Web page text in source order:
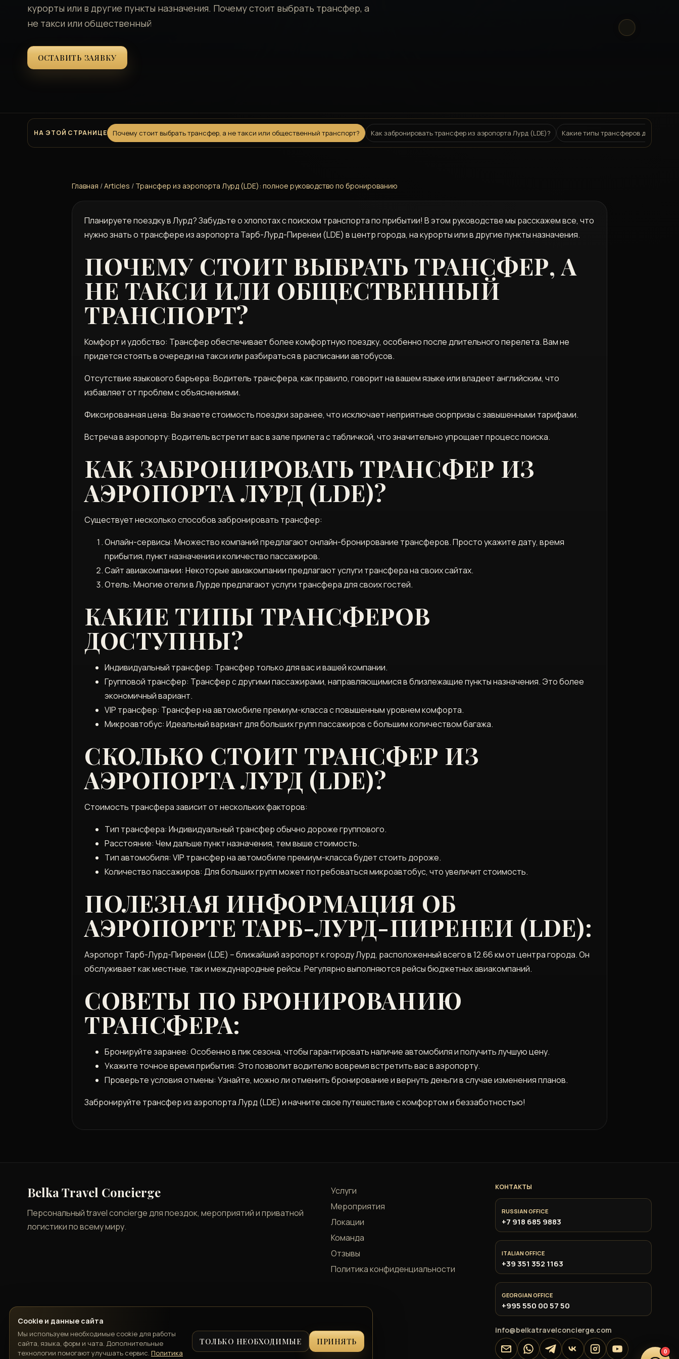
курорты или в другие пункты назначения. Почему стоит выбрать трансфер, а
не такси или общественный
ОСТАВИТЬ ЗАЯВКУ
НА ЭТОЙ СТРАНИЦЕ Почему стоит выбрать трансфер, а не такси или общественный транспорт? Как забронировать трансфер из аэропорта Лурд (LDE)? Какие типы трансферов доступны?
Главная /Articles / Трансфер из аэропорта Лурд (LDE): полное руководство по бронированию
Планируете поездку в Лурд? Забудьте о хлопотах с поиском транспорта по прибытии! В этом руководстве мы расскажем все, что
нужно знать о трансфере из аэропорта Тарб-Лурд-Пиренеи (LDE) в центр города, на курорты или в другие пункты назначения.
ПОЧЕМУ СТОИТ ВЫБРАТЬ ТРАНСФЕР, А
НЕ ТАКСИ ИЛИ ОБЩЕСТВЕННЫЙ
ТРАНСПОРТ?
Комфорт и удобство: Трансфер обеспечивает более комфортную поездку, особенно после длительного перелета. Вам не
придется стоять в очереди на такси или разбираться в расписании автобусов.
Отсутствие языкового барьера: Водитель трансфера, как правило, говорит на вашем языке или владеет английским, что
избавляет от проблем с объяснениями.
Фиксированная цена: Вы знаете стоимость поездки заранее, что исключает неприятные сюрпризы с завышенными тарифами.
Встреча в аэропорту: Водитель встретит вас в зале прилета с табличкой, что значительно упрощает процесс поиска.
КАК ЗАБРОНИРОВАТЬ ТРАНСФЕР ИЗ
АЭРОПОРТА ЛУРД (LDE)?
Существует несколько способов забронировать трансфер:
Онлайн-сервисы: Множество компаний предлагают онлайн-бронирование трансферов. Просто укажите дату, время
прибытия, пункт назначения и количество пассажиров.
Сайт авиакомпании: Некоторые авиакомпании предлагают услуги трансфера на своих сайтах.
Отель: Многие отели в Лурде предлагают услуги трансфера для своих гостей.
КАКИЕ ТИПЫ ТРАНСФЕРОВ
ДОСТУПНЫ?
Индивидуальный трансфер: Трансфер только для вас и вашей компании.
Групповой трансфер: Трансфер с другими пассажирами, направляющимися в близлежащие пункты назначения. Это более
экономичный вариант.
VIP трансфер: Трансфер на автомобиле премиум-класса с повышенным уровнем комфорта.
Микроавтобус: Идеальный вариант для больших групп пассажиров с большим количеством багажа.
СКОЛЬКО СТОИТ ТРАНСФЕР ИЗ
АЭРОПОРТА ЛУРД (LDE)?
Стоимость трансфера зависит от нескольких факторов:
Тип трансфера: Индивидуальный трансфер обычно дороже группового.
Расстояние: Чем дальше пункт назначения, тем выше стоимость.
Тип автомобиля: VIP трансфер на автомобиле премиум-класса будет стоить дороже.
Количество пассажиров: Для больших групп может потребоваться микроавтобус, что увеличит стоимость.
ПОЛЕЗНАЯ ИНФОРМАЦИЯ ОБ
АЭРОПОРТЕ ТАРБ-ЛУРД-ПИРЕНЕИ (LDE):
Аэропорт Тарб-Лурд-Пиренеи (LDE) – ближайший аэропорт к городу Лурд, расположенный всего в 12.66 км от центра города. Он
обслуживает как местные, так и международные рейсы. Регулярно выполняются рейсы бюджетных авиакомпаний.
СОВЕТЫ ПО БРОНИРОВАНИЮ
ТРАНСФЕРА:
Бронируйте заранее: Особенно в пик сезона, чтобы гарантировать наличие автомобиля и получить лучшую цену.
Укажите точное время прибытия: Это позволит водителю вовремя встретить вас в аэропорту.
Проверьте условия отмены: Узнайте, можно ли отменить бронирование и вернуть деньги в случае изменения планов.
Забронируйте трансфер из аэропорта Лурд (LDE) и начните свое путешествие с комфортом и беззаботностью!
Belka Travel Concierge
Персональный travel concierge для поездок, мероприятий и приватной
логистики по всему миру.
Услуги
Мероприятия
Локации
Команда
Отзывы
Политика конфиденциальности
КОНТАКТЫ
RUSSIAN OFFICE
+7 918 685 9883
ITALIAN OFFICE
+39 351 352 1163
GEORGIAN OFFICE
+995 550 00 57 50
info@belkatravelconcierge.com
EmailWhatsAppTelegram
VK InstagramYouTube
Cookie и данные сайта
Мы используем необходимые cookie для работы
сайта, языка, форм и чата. Дополнительные
технологии помогают улучшать сервис. Политика
ТОЛЬКО НЕОБХОДИМЫЕ ПРИНЯТЬ
0